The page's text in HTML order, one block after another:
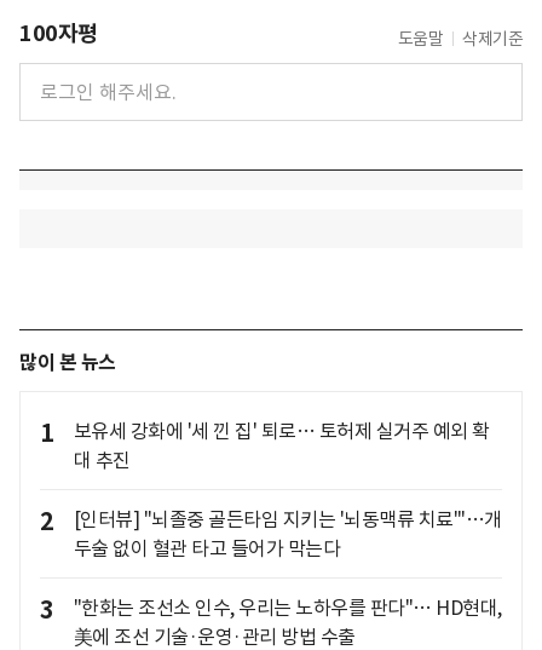
100자평 도움말 삭제기준
많이 본 뉴스
1
보유세 강화에 '세 낀 집' 퇴로… 토허제 실거주 예외 확
대 추진
2
[인터뷰] "뇌졸중 골든타임 지키는 '뇌동맥류 치료'"…개
두술 없이 혈관 타고 들어가 막는다
3
"한화는 조선소 인수, 우리는 노하우를 판다"… HD현대,
美에 조선 기술·운영·관리 방법 수출